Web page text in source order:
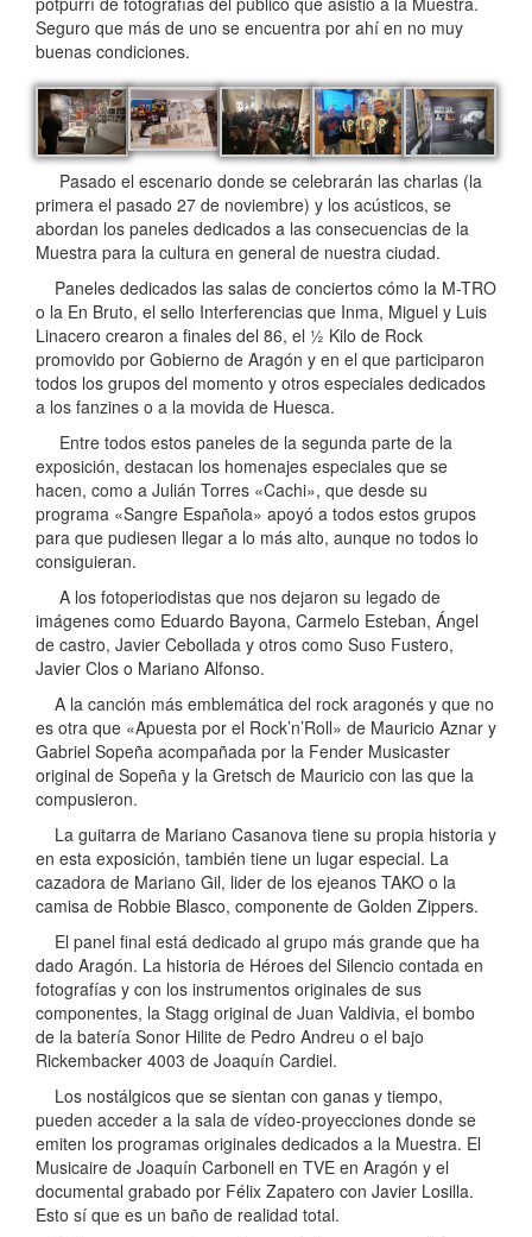
Seguro que más de uno se encuentra por ahí en no muy
buenas condiciones.
Pasado el escenario donde se celebrarán las charlas (la
primera el pasado 27 de noviembre) y los acústicos, se
abordan los paneles dedicados a las consecuencias de la
Muestra para la cultura en general de nuestra ciudad.
Paneles dedicados las salas de conciertos cómo la M-TRO
o la En Bruto, el sello Interferencias que Inma, Miguel y Luis
Linacero crearon a finales del 86, el ½ Kilo de Rock
promovido por Gobierno de Aragón y en el que participaron
todos los grupos del momento y otros especiales dedicados
a los fanzines o a la movida de Huesca.
Entre todos estos paneles de la segunda parte de la
exposición, destacan los homenajes especiales que se
hacen, como a Julián Torres «Cachi», que desde su
programa «Sangre Española» apoyó a todos estos grupos
para que pudiesen llegar a lo más alto, aunque no todos lo
consiguieran.
A los fotoperiodistas que nos dejaron su legado de
imágenes como Eduardo Bayona, Carmelo Esteban, Ángel
de castro, Javier Cebollada y otros como Suso Fustero,
Javier Clos o Mariano Alfonso.
A la canción más emblemática del rock aragonés y que no
es otra que «Apuesta por el Rock’n’Roll» de Mauricio Aznar y
Gabriel Sopeña acompañada por la Fender Musicaster
original de Sopeña y la Gretsch de Mauricio con las que la
compusieron.
La guitarra de Mariano Casanova tiene su propia historia y
en esta exposición, también tiene un lugar especial. La
cazadora de Mariano Gil, lider de los ejeanos TAKO o la
camisa de Robbie Blasco, componente de Golden Zippers.
El panel final está dedicado al grupo más grande que ha
dado Aragón. La historia de Héroes del Silencio contada en
fotografías y con los instrumentos originales de sus
componentes, la Stagg original de Juan Valdivia, el bombo
de la batería Sonor Hilite de Pedro Andreu o el bajo
Rickembacker 4003 de Joaquín Cardiel.
Los nostálgicos que se sientan con ganas y tiempo,
pueden acceder a la sala de vídeo-proyecciones donde se
emiten los programas originales dedicados a la Muestra. El
Musicaire de Joaquín Carbonell en TVE en Aragón y el
documental grabado por Félix Zapatero con Javier Losilla.
Esto sí que es un baño de realidad total.